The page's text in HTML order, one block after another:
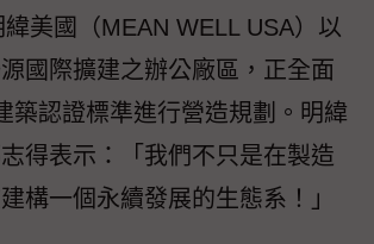
美國（MEAN WELL USA）以
國際擴建之辦公廠區，正全面
築認證標準進行營造規劃。明緯
得表示：「我們不只是在製造
構一個永續發展的生態系！」